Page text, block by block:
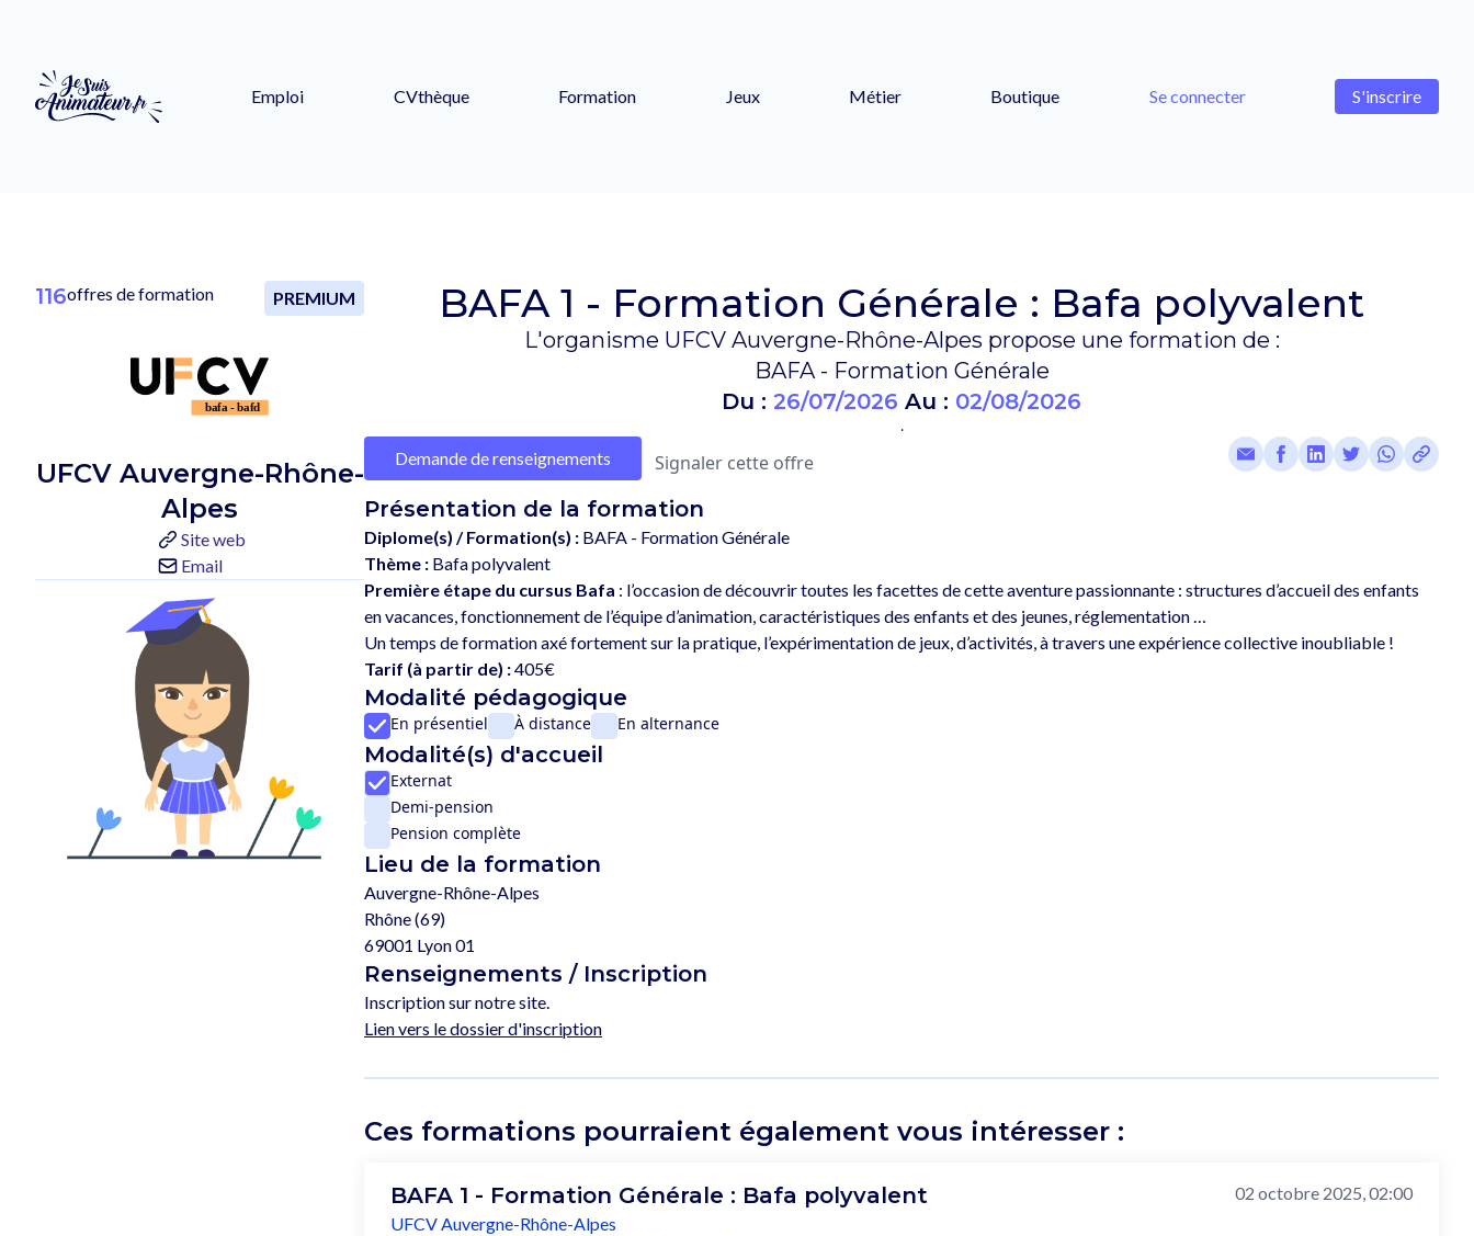
Emploi CVthèque Formation Jeux Métier Boutique Se connecter S'inscrire
116offres de formation PREMIUM
UFCV Auvergne-Rhône-
Alpes
Site web
Email
BAFA 1 - Formation Générale : Bafa polyvalent
L'organisme UFCV Auvergne-Rhône-Alpes propose une formation de :
BAFA - Formation Générale
Du : 26/07/2026 Au : 02/08/2026
.
Demande de renseignements Signaler cette offre
Présentation de la formation
Diplome(s) / Formation(s) : BAFA - Formation Générale
Thème : Bafa polyvalent
Première étape du cursus Bafa : l’occasion de découvrir toutes les facettes de cette aventure passionnante : structures d’accueil des enfants
en vacances, fonctionnement de l’équipe d’animation, caractéristiques des enfants et des jeunes, réglementation …
Tarif (à partir de) :405€
Modalité pédagogique
En présentiel À distance En alternance
Modalité(s) d'accueil
Externat
Demi-pension
Pension complète
Lieu de la formation
Auvergne-Rhône-Alpes
Rhône (69)
69001 Lyon 01
Renseignements / Inscription
Inscription sur notre site.
Lien vers le dossier d'inscription
Ces formations pourraient également vous intéresser :
BAFA 1 - Formation Générale : Bafa polyvalent
02 octobre 2025, 02:00
UFCV Auvergne-Rhône-Alpes